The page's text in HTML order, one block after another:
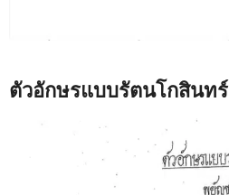
ตัวอักษรแบบรัตนโกสินทร์